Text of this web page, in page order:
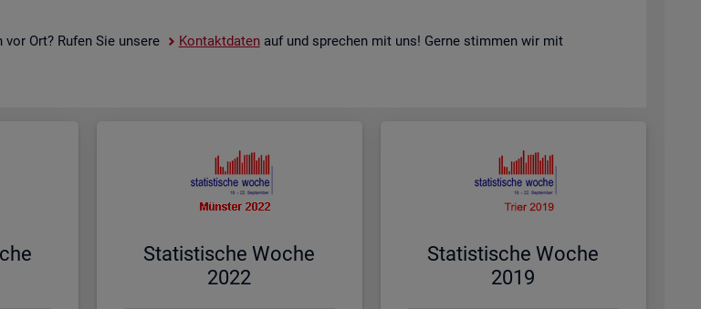
Ort? Rufen Sie un­se­re Kon­takt­da­tenauf und spre­chen mit uns! Gerne stim­men wir mit
Sta­tis­ti­sche Woche
2022
Sta­tis­ti­sche Woche
2019